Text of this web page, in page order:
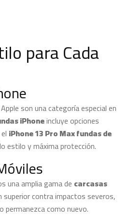
para Cada
son una categoría especial en
iPhoneincluye opciones
iPhone 13 Pro Max fundas de
estilo y máxima protección.
una amplia gama de carcasas
superior contra impactos severos,
como nuevo.